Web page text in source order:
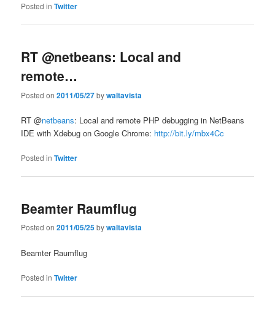
Posted in Twitter
RT @netbeans: Local and
remote…
Posted on2011/05/27bywaltavista
RT @netbeans: Local and remote PHP debugging in NetBeans
IDE with Xdebug on Google Chrome: http://bit.ly/mbx4Cc
Posted in Twitter
Beamter Raumflug
Posted on2011/05/25bywaltavista
Beamter Raumflug
Posted in Twitter